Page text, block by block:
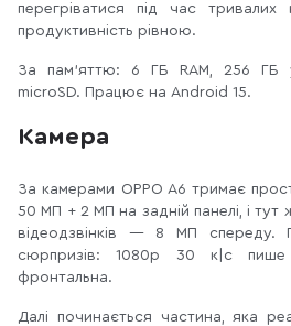
перегріватися під час тривалих
продуктивність рівною.
За пам’яттю: 6 ГБ RAM, 256 ГБ
microSD. Працює на Android 15.
Камера
За камерами OPPO A6 тримає
50 МП + 2 МП на задній панелі, і тут
відеодзвінків — 8 МП
сюрпризів: 1080p 30 к|c
фронтальна.
Далі починається частина, яка